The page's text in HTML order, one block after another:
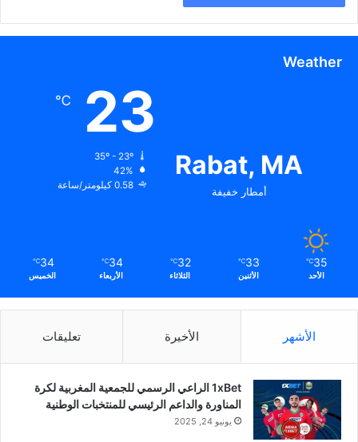
Weather
Rabat, MA
أمطار خفيفة
23
℃
42%
0.58 كيلومتر/ساعة
35
℃
الأحد
33
℃
الأثنين
32
℃
الثلاثاء
34
℃
الأربعاء
34
℃
الخميس
الأشهر الأخيرة تعليقات
1xBet الراعي الرسمي للجمعية المغربية لكرة
المناورة والداعم الرئيسي للمنتخبات الوطنية
يونيو 24, 2025